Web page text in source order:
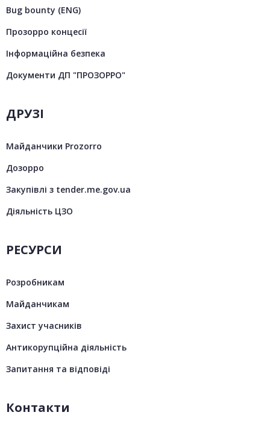
Bug bounty (ENG)
Прозорро концесії
Інформаційна безпека
Документи ДП "ПРОЗОРРО"
ДРУЗІ
Майданчики Prozorro
Дозорро
Закупівлі з tender.me.gov.ua
Діяльність ЦЗО
РЕСУРСИ
Розробникам
Майданчикам
Захист учасників
Антикорупційна діяльність
Запитання та відповіді
Контакти